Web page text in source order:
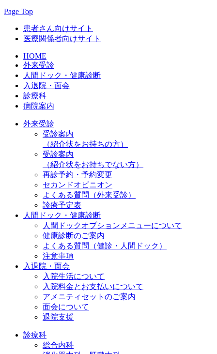
Page Top
患者さん向けサイト
医療関係者向けサイト
HOME
外来受診
人間ドック・健康診断
入退院・面会
診療科
病院案内
外来受診
受診案内
（紹介状をお持ちの方）
受診案内
（紹介状をお持ちでない方）
再診予約・予約変更
セカンドオピニオン
よくある質問（外来受診）
診療予定表
人間ドック・健康診断
人間ドックオプションメニューについて
健康診断のご案内
よくある質問（健診・人間ドック）
注意事項
入退院・面会
入院生活について
入院料金とお支払いについて
アメニティセットのご案内
面会について
退院支援
診療科
総合内科